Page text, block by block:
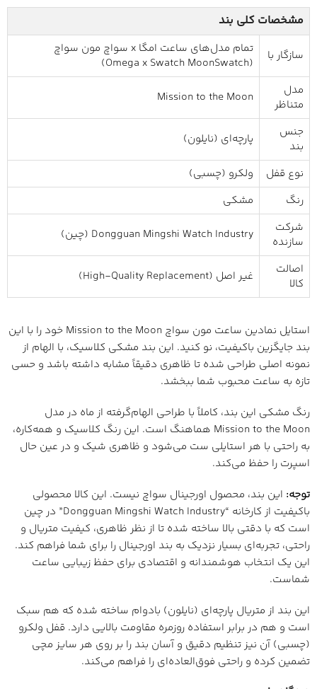
مشخصات کلی بند
سازگار با
تمام مدل‌های ساعت امگا x سواچ مون سواچ
(Omega x Swatch MoonSwatch)
مدل
متناظر
Mission to the Moon
جنس
بند
پارچه‌ای (نایلون)
نوع قفل
ولکرو (چسبی)
رنگ
مشکی
شرکت
سازنده
Dongguan Mingshi Watch Industry (چین)
اصالت
کالا
غیر اصل (High-Quality Replacement)
استایل نمادین ساعت مون سواچ Mission to the Moon خود را با این
بند جایگزین باکیفیت، نو کنید. این بند مشکی کلاسیک، با الهام از
نمونه اصلی طراحی شده تا ظاهری دقیقاً مشابه داشته باشد و حسی
تازه به ساعت محبوب شما ببخشد.
رنگ مشکی این بند، کاملاً با طراحی الهام‌گرفته از ماه در مدل
Mission to the Moon هماهنگ است. این رنگ کلاسیک و همه‌کاره،
به راحتی با هر استایلی ست می‌شود و ظاهری شیک و در عین حال
اسپرت را حفظ می‌کند.
توجه: این بند، محصول اورجینال سواچ نیست. این کالا محصولی
باکیفیت از کارخانه “Dongguan Mingshi Watch Industry” در چین
است که با دقتی بالا ساخته شده تا از نظر ظاهری، کیفیت متریال و
راحتی، تجربه‌ای بسیار نزدیک به بند اورجینال را برای شما فراهم کند.
این یک انتخاب هوشمندانه و اقتصادی برای حفظ زیبایی ساعت
شماست.
این بند از متریال پارچه‌ای (نایلون) بادوام ساخته شده که هم سبک
است و هم در برابر استفاده روزمره مقاومت بالایی دارد. قفل ولکرو
(چسبی) آن نیز تنظیم دقیق و آسان بند را بر روی هر سایز مچی
تضمین کرده و راحتی فوق‌العاده‌ای را فراهم می‌کند.